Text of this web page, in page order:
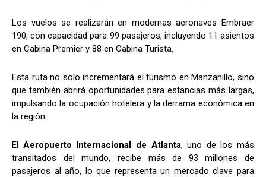
Los vuelos se realizarán en modernas aeronaves Embraer
190, con capacidad para 99 pasajeros, incluyendo 11 asientos
en Cabina Premier y 88 en Cabina Turista.
Esta ruta no solo incrementará el turismo en Manzanillo, sino
que también abrirá oportunidades para estancias más largas,
impulsando la ocupación hotelera y la derrama económica en
la región.
El Aeropuerto Internacional de Atlanta, uno de los más
transitados del mundo, recibe más de 93 millones de
pasajeros al año, lo que representa un mercado clave para